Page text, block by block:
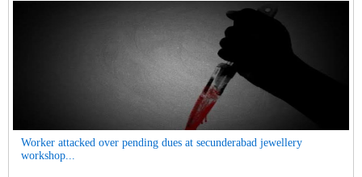
Worker attacked over pending dues at secunderabad jewellery
workshop...